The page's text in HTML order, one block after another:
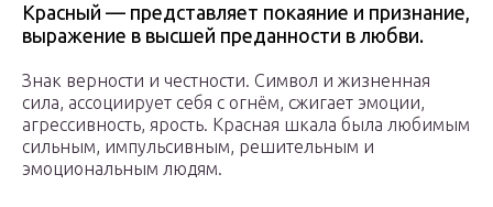
Красный — представляет покаяние и признание,
выражение в высшей преданности в любви.
Знак верности и честности. Символ и жизненная
сила, ассоциирует себя с огнём, сжигает эмоции,
агрессивность, ярость. Красная шкала была любимым
сильным, импульсивным, решительным и
эмоциональным людям.